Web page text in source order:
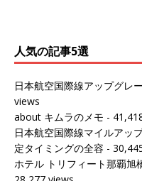
人気の記事5選
日本航空国際線アップグレ
views
about キムラのメモ -
日本航空国際線マイルアッ
定タイミングの全容 -
ホテル トリフィート那覇旭